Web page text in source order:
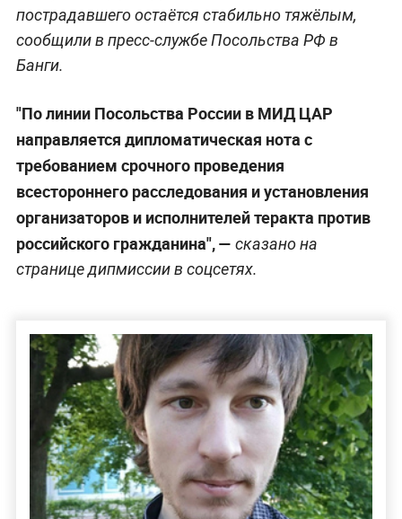
пострадавшего остаётся стабильно тяжёлым,
сообщили в пресс-службе Посольства РФ в
Банги.
"По линии Посольства России в МИД ЦАР
направляется дипломатическая нота с
требованием срочного проведения
всестороннего расследования и установления
организаторов и исполнителей теракта против
российского гражданина", — сказанона
странице дипмиссии в соцсетях.